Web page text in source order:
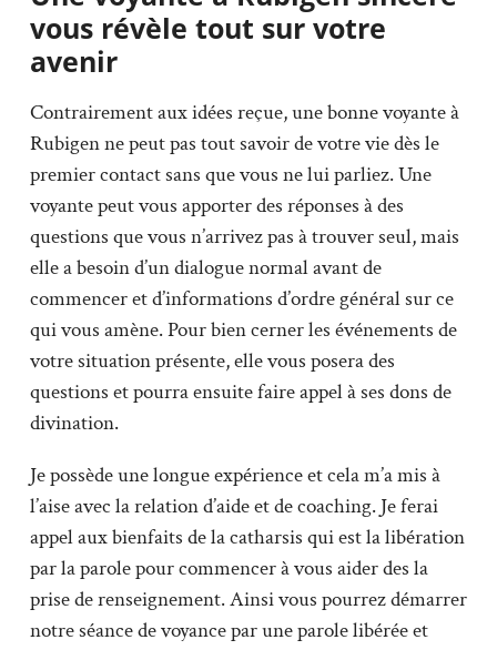
vous révèle tout sur votre
avenir
Contrairement aux idées reçue, une bonne voyante à
Rubigen ne peut pas tout savoir de votre vie dès le
premier contact sans que vous ne lui parliez. Une
voyante peut vous apporter des réponses à des
questions que vous n’arrivez pas à trouver seul, mais
elle a besoin d’un dialogue normal avant de
commencer et d’informations d’ordre général sur ce
qui vous amène. Pour bien cerner les événements de
votre situation présente, elle vous posera des
questions et pourra ensuite faire appel à ses dons de
divination.
Je possède une longue expérience et cela m’a mis à
l’aise avec la relation d’aide et de coaching. Je ferai
appel aux bienfaits de la catharsis qui est la libération
par la parole pour commencer à vous aider des la
prise de renseignement. Ainsi vous pourrez démarrer
notre séance de voyance par une parole libérée et